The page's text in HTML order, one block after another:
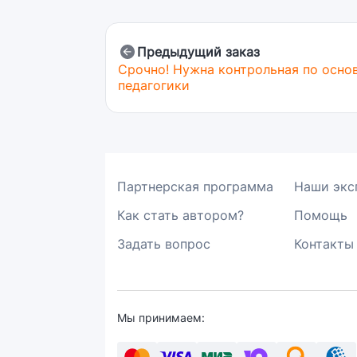
Предыдущий заказ
Срочно! Нужна контрольная по
педагогики
Партнерская программа
Наши
Как стать автором?
Помощь
Задать вопрос
Контакты
Мы принимаем: